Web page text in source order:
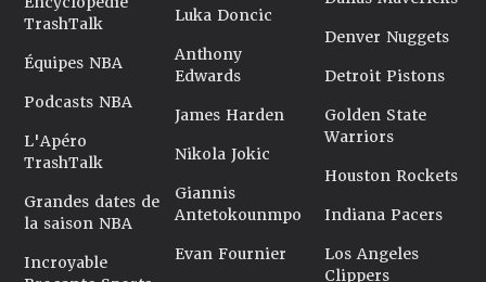
TrashTalk
Équipes NBA
Podcasts NBA
L'Apéro
TrashTalk
Grandes dates de
la saison NBA
Incroyable
Luka Doncic
Anthony
Edwards
James Harden
Nikola Jokic
Giannis
Antetokounmpo
Evan Fournier
Denver Nuggets
Detroit Pistons
Golden State
Warriors
Houston Rockets
Indiana Pacers
Los Angeles
Clippers